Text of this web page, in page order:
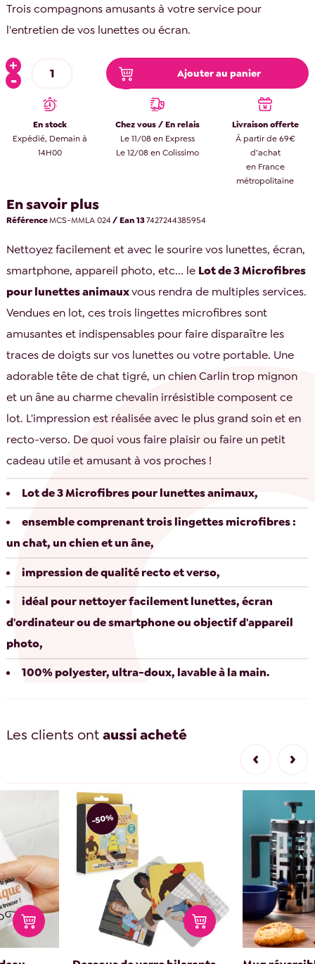
Trois compagnons amusants à votre service pour
l'entretien de vos lunettes ou écran.
Ajouter au panier
En stock
Expédié, Demain à
14H00
Chez vous / En relais
Le 11/08 en Express
Le 12/08 en Colissimo
Livraison offerte
À partir de 69€
d’achat
en France
métropolitaine
En savoir plus
RéférenceMCS-MMLA 024 / Ean 137427244385954
Nettoyez facilement et avec le sourire vos lunettes, écran,
smartphone, appareil photo, etc... le Lot de 3 Microfibres
pour lunettes animauxvous rendra de multiples services.
Vendues en lot, ces trois lingettes microfibres sont
amusantes et indispensables pour faire disparaître les
traces de doigts sur vos lunettes ou votre portable. Une
adorable tête de chat tigré, un chien Carlin trop mignon
et un âne au charme chevalin irrésistible composent ce
lot. L'impression est réalisée avec le plus grand soin et en
recto-verso. De quoi vous faire plaisir ou faire un petit
cadeau utile et amusant à vos proches !
Lot de 3 Microfibres pour lunettes animaux,
ensemble comprenant trois lingettes microfibres :
un chat, un chien et un âne,
impression de qualité recto et verso,
idéal pour nettoyer facilement lunettes, écran
d'ordinateur ou de smartphone ou objectif d'appareil
photo,
100% polyester, ultra-doux, lavable à la main.
Les clients ontaussi acheté
-50%